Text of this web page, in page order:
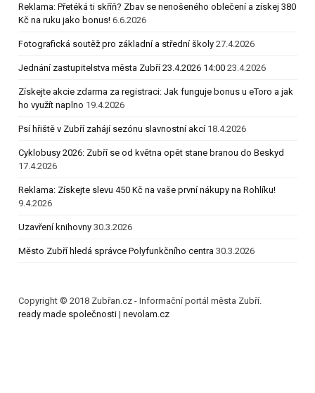
Reklama: Přetéká ti skříň? Zbav se nenošeného oblečení a získej 380
Kč na ruku jako bonus! 6.6.2026
Fotografická soutěž pro základní a střední školy 27.4.2026
Jednání zastupitelstva města Zubří 23.4.2026 14:00 23.4.2026
Získejte akcie zdarma za registraci: Jak funguje bonus u eToro a jak
ho využít naplno 19.4.2026
Psí hřiště v Zubří zahájí sezónu slavnostní akcí 18.4.2026
Cyklobusy 2026: Zubří se od května opět stane branou do Beskyd
17.4.2026
Reklama: Získejte slevu 450 Kč na vaše první nákupy na Rohlíku!
9.4.2026
Uzavření knihovny 30.3.2026
Město Zubří hledá správce Polyfunkčního centra 30.3.2026
Copyright © 2018 Zubřan.cz - Informační portál města Zubří.
ready made společnosti | nevolam.cz